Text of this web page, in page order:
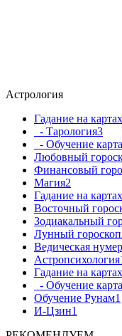
Астрология
Гадание на
- Тарология3
- Обучение
Любовный
Финансовый
Магия2
Гадание на картах
Восточный
Зодиакальный
Лунный гороскоп
Ведическая
Астропсихология
Гадание на
- Обучение
Обучение Рунам1
И-Цзин1